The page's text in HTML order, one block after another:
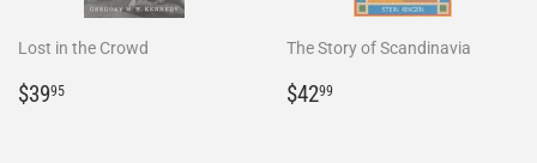
Lost in the Crowd
Prix
$3995
The Story of Scandinavia
Prix
$4299